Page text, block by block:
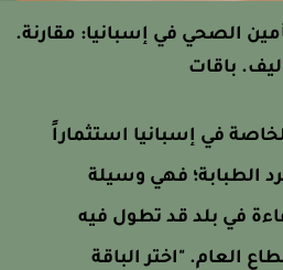
الصحي في إسبانيا: مقارنة.
باقات
في إسبانيا استثماراً
الطبابة؛ فهي وسيلة
في بلد قد تطول فيه
العام. "اختر الباقة